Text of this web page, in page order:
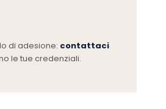
di adesione: contattaci
le tue credenziali.